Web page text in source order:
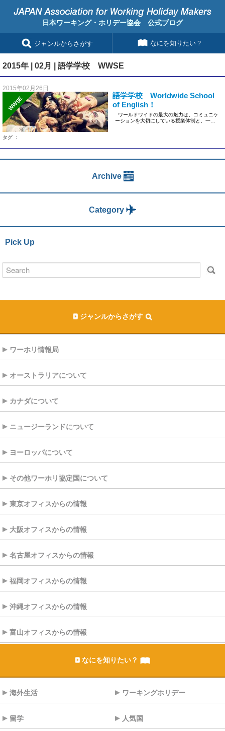
日本ワーキング・ホリデー協会 公式ブログ
ジャンルからさがす なにを知りたい？
2015年 | 02月 | 語学学校 WWSE
2015年02月26日
WWSE
語学学校 Worldwide School
of English！
ワールドワイドの最大の魅力は、コミュニケ
ーションを大切にしている授業体制と、一人
タグ ：
Archive
Category
Pick Up
ジャンルからさがす
ワーホリ情報局
オーストラリアについて
カナダについて
ニュージーランドについて
ヨーロッパについて
その他ワーホリ協定国について
東京オフィスからの情報
大阪オフィスからの情報
名古屋オフィスからの情報
福岡オフィスからの情報
沖縄オフィスからの情報
富山オフィスからの情報
なにを知りたい？
海外生活 ワーキングホリデー
留学 人気国